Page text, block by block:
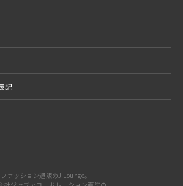
記
ファッション通販のJ Lounge。